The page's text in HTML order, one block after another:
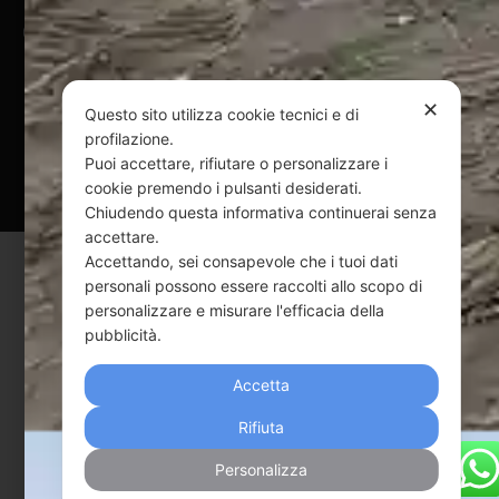
@ Copyright 2024 Webpesca è un brand Intent di Federico
Andrenacci P.Iva 01917920678
Via G. Galilei n. 2 – 64018 Tortoreto TE | REA TE-168019 |
Mail:
info@webpesca.it| Pec:federicoandrenacci@pec.it
Questo sito è protetto da Google reCAPTCHA
v3,
Privacy PolicyeTerms of Servicedi Google.
✕
Questo sito utilizza cookie tecnici e di
profilazione.
Puoi accettare, rifiutare o personalizzare i
cookie premendo i pulsanti desiderati.
Chiudendo questa informativa continuerai senza
accettare.
Accettando, sei consapevole che i tuoi dati
personali possono essere raccolti allo scopo di
personalizzare e misurare l'efficacia della
pubblicità.
Accetta
Rifiuta
Personalizza